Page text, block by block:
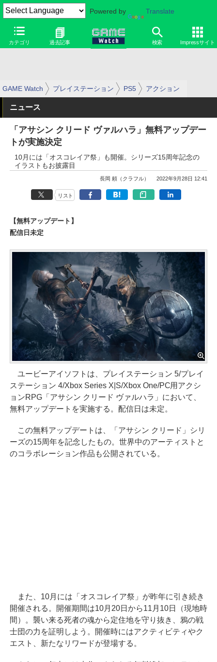
Powered by Translate
カテゴリ 過去記事 検索 Impressサイト
GAME Watch プレイステーション PS5 アクション
ニュース
「アサシン クリード ヴァルハラ」無料アップデー
トが実施決定
10月には「オスコレイア祭」も開催。シリーズ15周年記念の
イラストもお披露目
長岡 頼（クラフル） 2022年9月28日 12:41
リスト
【無料アップデート】
配信日未定
ユービーアイソフトは、プレイステーション 5/プレイ
ステーション 4/Xbox Series X|S/Xbox One/PC用アクシ
ョンRPG「アサシン クリード ヴァルハラ」において、
無料アップデートを実施する。配信日は未定。
この無料アップデートは、「アサシン クリード」シリ
ーズの15周年を記念したもの。世界中のアーティストと
のコラボレーション作品も公開されている。
また、10月には「オスコレイア祭」が昨年に引き続き
開催される。開催期間は10月20日から11月10日（現地時
間）。襲い来る死者の魂から定住地を守り抜き、鴉の戦
士団の力を証明しよう。開催時にはアクティビティやク
エスト、新たなリワードが登場する。